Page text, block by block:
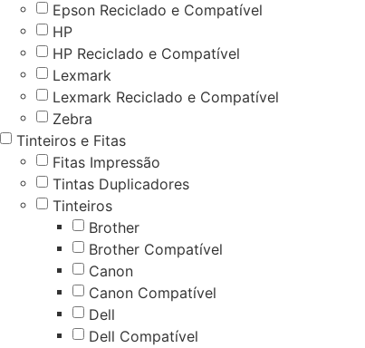
Epson Reciclado e Compatível
HP
HP Reciclado e Compatível
Lexmark
Lexmark Reciclado e Compatível
Zebra
Tinteiros e Fitas
Fitas Impressão
Tintas Duplicadores
Tinteiros
Brother
Brother Compatível
Canon
Canon Compatível
Dell
Dell Compatível